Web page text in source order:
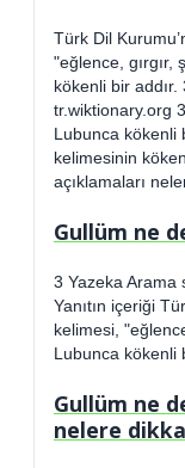
Türk Dil
"eğlence, gırgır,
kökenli bir
tr.wiktionary.org
Lubunca kökenli
kelimesinin
açıklamaları
Gullüm ne
3 Yazeka Arama
Yanıtın içeriği
kelimesi,
Lubunca kökenli
Gullüm ne
nelere